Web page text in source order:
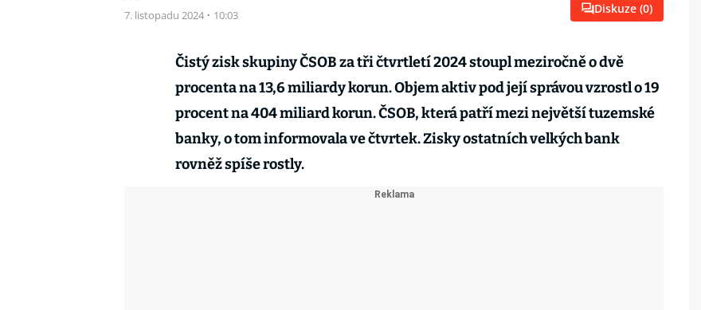
7. listopadu 2024 · 10:03 Diskuze (0)
Čistý zisk skupiny ČSOB za tři čtvrtletí 2024 stoupl meziročně o dvě
procenta na 13,6 miliardy korun. Objem aktiv pod její správou vzrostl o 19
procent na 404 miliard korun. ČSOB, která patří mezi největší tuzemské
banky, o tom informovala ve čtvrtek. Zisky ostatních velkých bank
rovněž spíše rostly.